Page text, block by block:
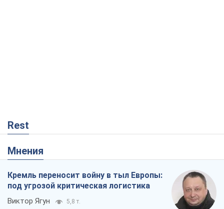
Rest
Мнения
Кремль переносит войну в тыл Европы:
под угрозой критическая логистика
Виктор Ягун 5,8 т.